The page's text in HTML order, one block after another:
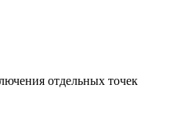
отдельных точек